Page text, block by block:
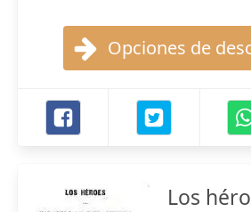
Opciones de
Los